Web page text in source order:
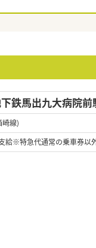
鉄馬出九大病院前
線)
給※特急代通常の乗車券以